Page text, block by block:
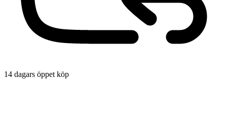
14 dagars öppet köp